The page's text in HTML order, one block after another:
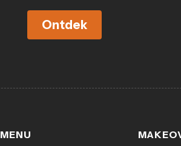
Ontdek
MENU